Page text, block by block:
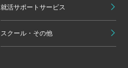
就活サポートサービス
スクール・その他